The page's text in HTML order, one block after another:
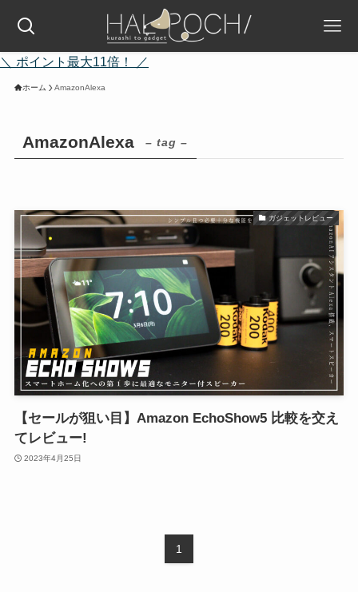
＼ ポイント最大11倍！ ／
ホーム AmazonAlexa
AmazonAlexa – tag –
ガジェットレビュー
【セールが狙い目】Amazon EchoShow5 比較を交え
てレビュー!
2023年4月25日
1